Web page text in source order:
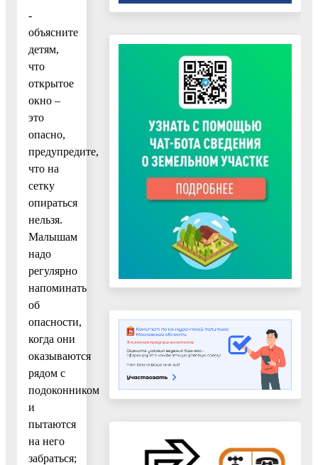
-
объясните
детям,
что
открытое
окно –
это
опасно,
предупредите,
что на
сетку
опираться
нельзя.
Малышам
надо
регулярно
напоминать
об
опасности,
когда они
оказываются
рядом с
подоконником
и
пытаются
на него
забраться;